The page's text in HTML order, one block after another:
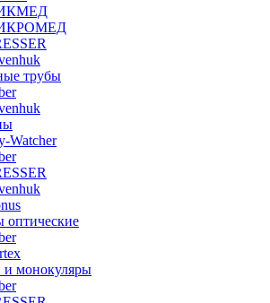
трубы
Watcher
оптические
и монокуляры